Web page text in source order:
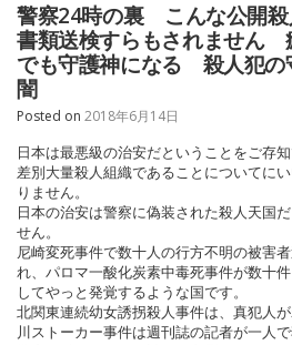
警察24時の裏 こんな公開殺
書類送検すらもされません
でも守護神になる 殺人犯の
闇
Posted on 2018年6月14日
日本は最悪級の治安だということをご存
差別大量殺人組織であることについてに
りません。
日本の治安は警察に偽装された殺人天国
せん。
尼崎変死事件で数十人の行方不明の被害
れ、パロマ一酸化炭素中毒死事件が数十
してやっと発覚するような国です。
北関東連続幼女誘拐殺人事件は、真犯人
川ストーカー事件は週刊誌の記者が一人